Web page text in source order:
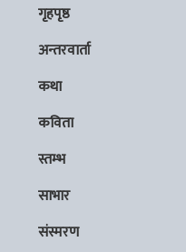
गृहपृष्ठ
अन्तरवार्ता
कथा
कविता
स्तम्भ
साभार
संस्मरण